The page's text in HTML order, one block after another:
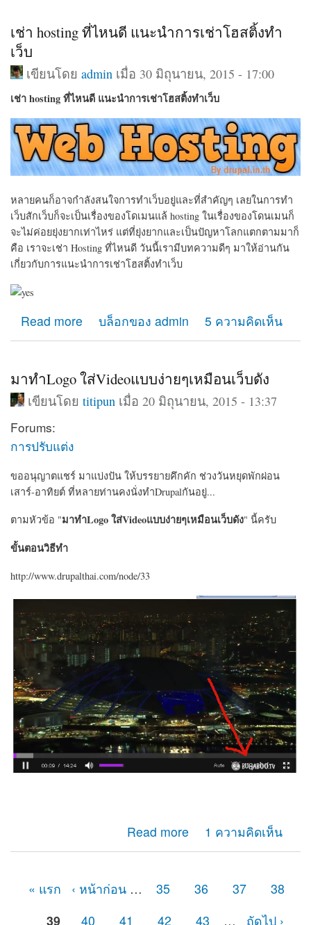
เช่า hosting ที่ไหนดี แนะนำการเช่าโฮสติ้งทำ
เว็บ
เขียนโดยadmin เมื่อ 30 มิถุนายน, 2015 - 17:00
เช่า hosting ที่ไหนดี แนะนำการเช่าโฮสติ้งทำเว็บ
หลายคนก็อาจกำลังสนใจการทำเว็บอยู่และที่สำคัญๆ เลยในการทำ
เว็บสักเว็บก็จะเป็นเรื่องของโดเมนแล้ hosting ในเรื่องของโดนเมนก็
จะไม่ค่อยยุ่งยากเท่าไหร่ แต่ที่ยุ่งยากและเป็นปัญหาโลกแตกตามมาก็
คือ เราจะเช่า Hosting ที่ไหนดี วันนี้เรามีบทความดีๆ มาให้อ่านกัน
เกี่ยวกับการแนะนำการเช่าโฮสติ้งทำเว็บ
Read more
about เช่า hosting ที่ไหนดี แนะนำการเช่าโฮสติ้งทำเว็บ
บล็อกของ admin 5 ความคิดเห็น
มาทำLogo ใส่Videoแบบง่ายๆเหมือนเว็บดัง
เขียนโดย titipun เมื่อ 20 มิถุนายน, 2015 - 13:37
Forums:
การปรับแต่ง
ขออนุญาตแชร์ มาแบ่งปัน ให้บรรยายคึกคัก ช่วงวันหยุดพักผ่อน
เสาร์-อาทิยต์ ที่หลายท่านคงนั่งทำDrupalกันอยู่...
ตามหัวข้อ "มาทำLogo ใส่Videoแบบง่ายๆเหมือนเว็บดัง" นี้ครับ
ขั้นตอนวิธีทำ
http://www.drupalthai.com/node/33
Read more
about มาทำLogo ใส่Videoแบบง่ายๆเหมือนเว็บดัง
1 ความคิดเห็น
« แรก ‹ หน้าก่อน … 35 36 37
38
39
40 41 42 43 … ถัดไป ›